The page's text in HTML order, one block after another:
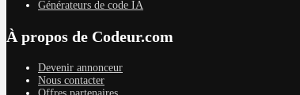
Générateurs de code IA
À propos de Codeur.com
Devenir annonceur
Nous contacter